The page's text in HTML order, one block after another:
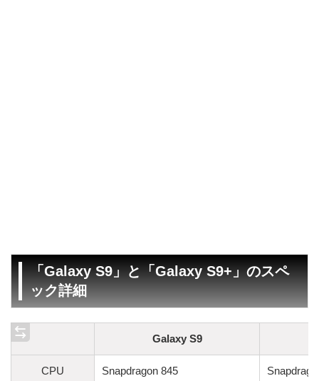
「Galaxy S9」と「Galaxy S9+」のスペ
ック詳細
Galaxy S9
CPU Snapdragon 845